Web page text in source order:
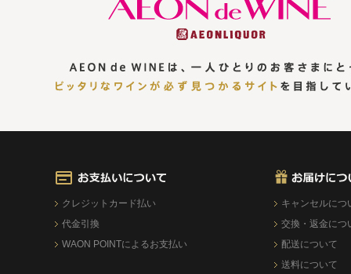
クレジットカード払い
代金引換
WAON POINTによるお支払い
キャンセルにつ
交換・返金につ
配送について
送料について